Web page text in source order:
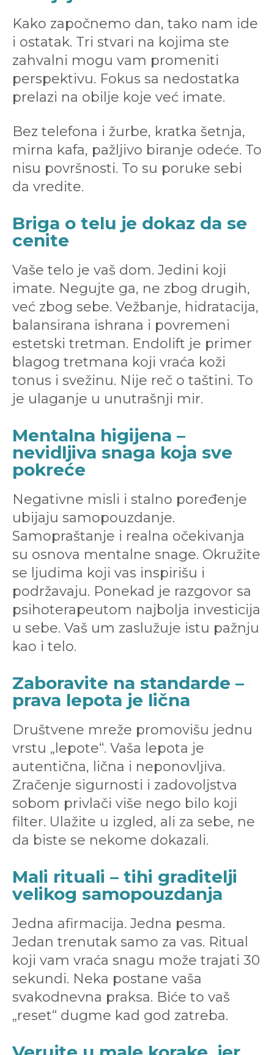
Kako započnemo dan, tako nam ide
i ostatak. Tri stvari na kojima ste
zahvalni mogu vam promeniti
perspektivu. Fokus sa nedostatka
prelazi na obilje koje već imate.
Bez telefona i žurbe, kratka šetnja,
mirna kafa, pažljivo biranje odeće. To
nisu površnosti. To su poruke sebi
da vredite.
Briga o telu je dokaz da se
cenite
Vaše telo je vaš dom. Jedini koji
imate. Negujte ga, ne zbog drugih,
već zbog sebe. Vežbanje, hidratacija,
balansirana ishrana i povremeni
estetski tretman. Endolift je primer
blagog tretmana koji vraća koži
tonus i svežinu. Nije reč o taštini. To
je ulaganje u unutrašnji mir.
Mentalna higijena –
nevidljiva snaga koja sve
pokreće
Negativne misli i stalno poređenje
ubijaju samopouzdanje.
Samopraštanje i realna očekivanja
su osnova mentalne snage. Okružite
se ljudima koji vas inspirišu i
podržavaju. Ponekad je razgovor sa
psihoterapeutom najbolja investicija
u sebe. Vaš um zaslužuje istu pažnju
kao i telo.
Zaboravite na standarde –
prava lepota je lična
Društvene mreže promovišu jednu
vrstu „lepote“. Vaša lepota je
autentična, lična i neponovljiva.
Zračenje sigurnosti i zadovoljstva
sobom privlači više nego bilo koji
filter. Ulažite u izgled, ali za sebe, ne
da biste se nekome dokazali.
Mali rituali – tihi graditelji
velikog samopouzdanja
Jedna afirmacija. Jedna pesma.
Jedan trenutak samo za vas. Ritual
koji vam vraća snagu može trajati 30
sekundi. Neka postane vaša
svakodnevna praksa. Biće to vaš
„reset“ dugme kad god zatreba.